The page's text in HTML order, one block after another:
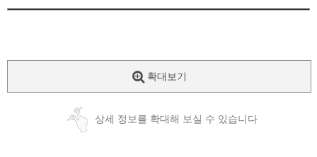
확대보기
상세 정보를 확대해 보실 수 있습니다